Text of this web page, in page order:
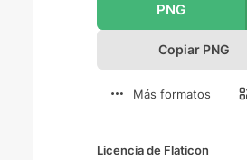
PNG
Copiar PNG
Más formatos
Licencia de Flaticon